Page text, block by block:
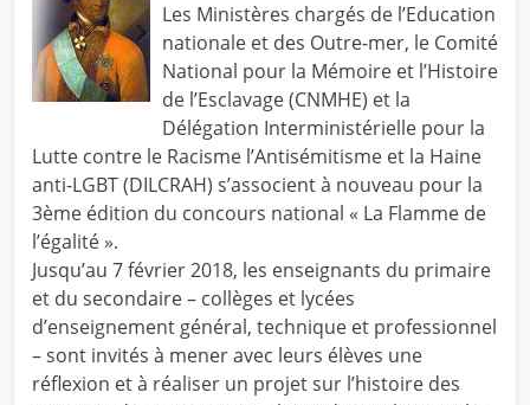
Les Ministères chargés de l’Education
nationale et des Outre-mer, le Comité
National pour la Mémoire et l’Histoire
de l’Esclavage (CNMHE) et la
Délégation Interministérielle pour la
Lutte contre le Racisme l’Antisémitisme et la Haine
anti-LGBT (DILCRAH) s’associent à nouveau pour la
3ème édition du concours national « La Flamme de
l’égalité ».
Jusqu’au 7 février 2018, les enseignants du primaire
et du secondaire – collèges et lycées
d’enseignement général, technique et professionnel
– sont invités à mener avec leurs élèves une
réflexion et à réaliser un projet sur l’histoire des